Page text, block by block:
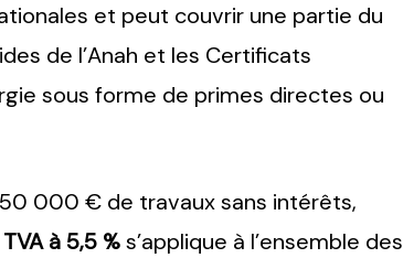
et peut couvrir une partie du
de l’Anah et les Certificats
sous forme de primes directes ou
000 € de travaux sans intérêts,
TVA à 5,5 %s’applique à l’ensemble des